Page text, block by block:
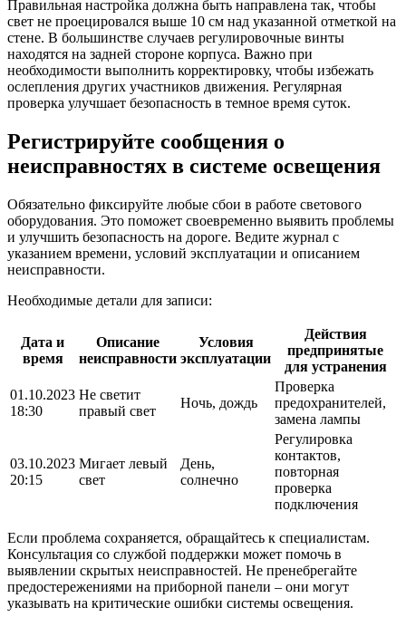
Правильная настройка должна быть направлена так, чтобы
свет не проецировался выше 10 см над указанной отметкой на
стене. В большинстве случаев регулировочные винты
находятся на задней стороне корпуса. Важно при
необходимости выполнить корректировку, чтобы избежать
ослепления других участников движения. Регулярная
проверка улучшает безопасность в темное время суток.
Регистрируйте сообщения о
неисправностях в системе освещения
Обязательно фиксируйте любые сбои в работе светового
оборудования. Это поможет своевременно выявить проблемы
и улучшить безопасность на дороге. Ведите журнал с
указанием времени, условий эксплуатации и описанием
неисправности.
Необходимые детали для записи:
Дата и
время
Описание
неисправности
Условия
эксплуатации
Действия
предпринятые
для устранения
01.10.2023
18:30
Не светит
правый свет
Ночь, дождь
Проверка
предохранителей,
замена лампы
03.10.2023
20:15
Мигает левый
свет
День,
солнечно
Регулировка
контактов,
повторная
проверка
подключения
Если проблема сохраняется, обращайтесь к специалистам.
Консультация со службой поддержки может помочь в
выявлении скрытых неисправностей. Не пренебрегайте
предостережениями на приборной панели – они могут
указывать на критические ошибки системы освещения.